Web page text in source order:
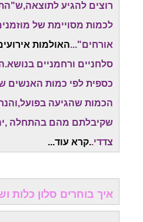
רוצים להגיע
לכמות מסויימת של
אורחים"...האולמות
סלחניים ורחמניים
כספית לפי כמות האנשים
הכמות שהגיעה
שקיבלתם מהם בהתחלה
צדדי..קרא עוד...
איך בוחרים סלון כלות